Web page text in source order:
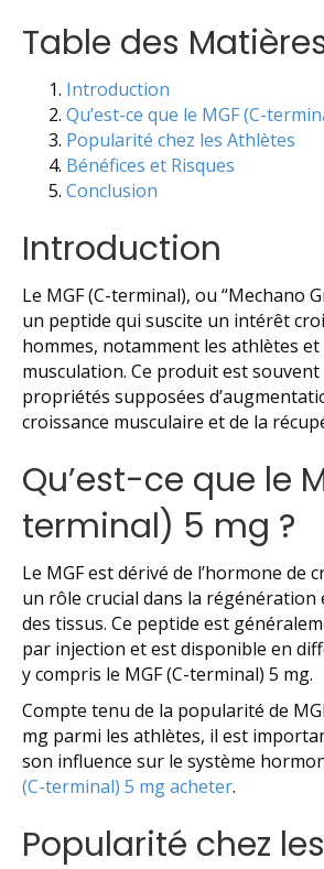
Table des
Introduction
Qu’est-ce que le MGF (C-
Popularité chez les Athlètes
Bénéfices et Risques
Conclusion
Introduction
Le MGF (C-terminal), ou “Mechano
un peptide qui suscite un intérêt
hommes, notamment les athlètes
musculation. Ce produit est
propriétés supposées
croissance musculaire et de la
Qu’est-ce que le
terminal) 5 mg ?
Le MGF est dérivé de l’hormone de
un rôle crucial dans la
des tissus. Ce peptide est
par injection et est disponible en
y compris le MGF (C-terminal) 5 mg.
Compte tenu de la popularité de
mg parmi les athlètes, il est
son influence sur le système
(C-terminal) 5 mg acheter.
Popularité chez